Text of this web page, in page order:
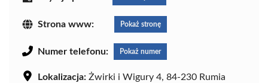
Strona www: Pokaż stronę
Numer telefonu: Pokaż numer
Lokalizacja: Żwirki i Wigury 4, 84-230 Rumia